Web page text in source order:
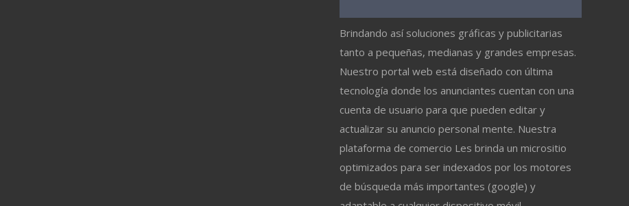
Brindando así soluciones gráficas y publicitarias
tanto a pequeñas, medianas y grandes empresas.
Nuestro portal web está diseñado con última
tecnología donde los anunciantes cuentan con una
cuenta de usuario para que pueden editar y
actualizar su anuncio personal mente. Nuestra
plataforma de comercio Les brinda un micrositio
optimizados para ser indexados por los motores
de búsqueda más importantes (google) y